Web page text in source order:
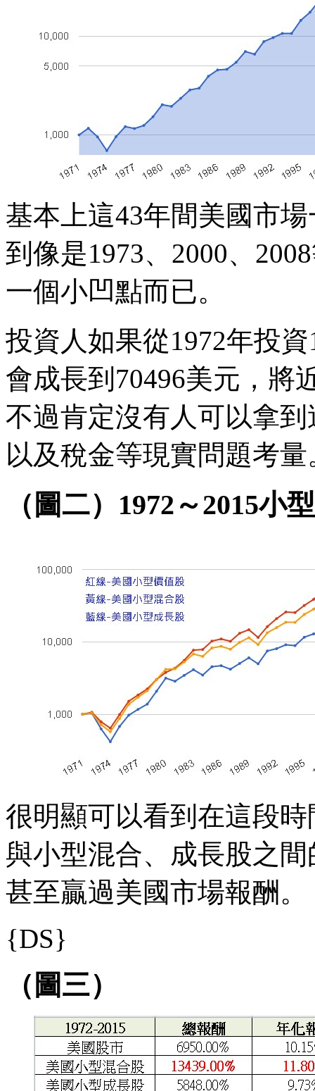
基本上這43年間美國市
到像是1973、2000、
一個小凹點而已。
投資人如果從1972年投
會成長到70496美元，將
不過肯定沒有人可以拿
以及稅金等現實問題考量
（圖二）1972～2015小
很明顯可以看到在這段
與小型混合、成長股之
甚至贏過美國市場報酬。
{DS}
（圖三）